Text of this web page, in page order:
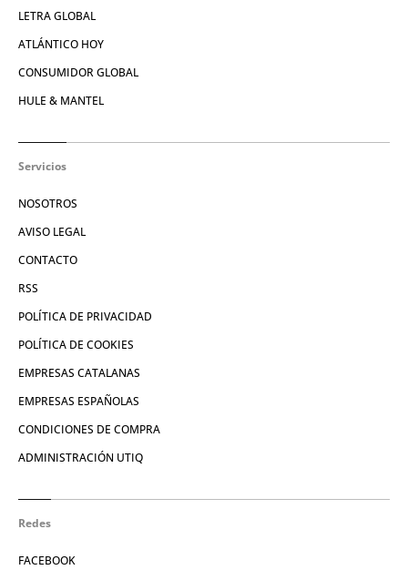
LETRA GLOBAL
ATLÁNTICO HOY
CONSUMIDOR GLOBAL
HULE & MANTEL
Servicios
NOSOTROS
AVISO LEGAL
CONTACTO
RSS
POLÍTICA DE PRIVACIDAD
POLÍTICA DE COOKIES
EMPRESAS CATALANAS
EMPRESAS ESPAÑOLAS
CONDICIONES DE COMPRA
ADMINISTRACIÓN UTIQ
Redes
FACEBOOK